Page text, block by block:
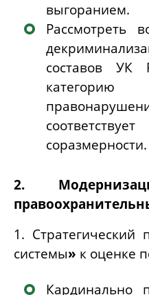
выгоранием.
Рассмотреть
составов УК
категорию
соразмерности.
2.
1. Стратегический
системы» к оценке
Кардинально